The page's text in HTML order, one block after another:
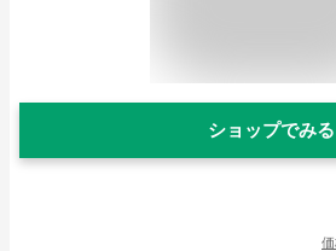
ショップでみる